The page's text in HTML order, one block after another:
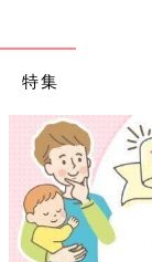
特集
【ワクチン接